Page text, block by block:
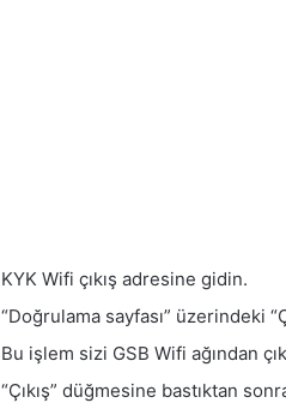
KYK Wifi çıkış adresine gidin.
“Doğrulama sayfası” üzerindeki
Bu işlem sizi GSB Wifi ağından
“Çıkış” düğmesine bastıktan